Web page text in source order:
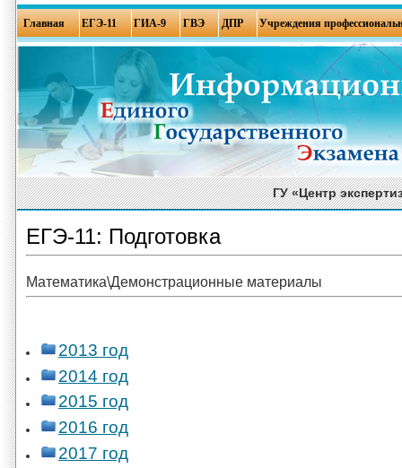
Главная ЕГЭ-11 ГИА-9 ГВЭ ДПР Учреждения
ГУ «Центр
ЕГЭ-11: Подготовка
Математика\Демонстрационные материалы
2013 год
2014 год
2015 год
2016 год
2017 год